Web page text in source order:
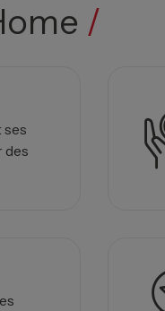
/
ses
des